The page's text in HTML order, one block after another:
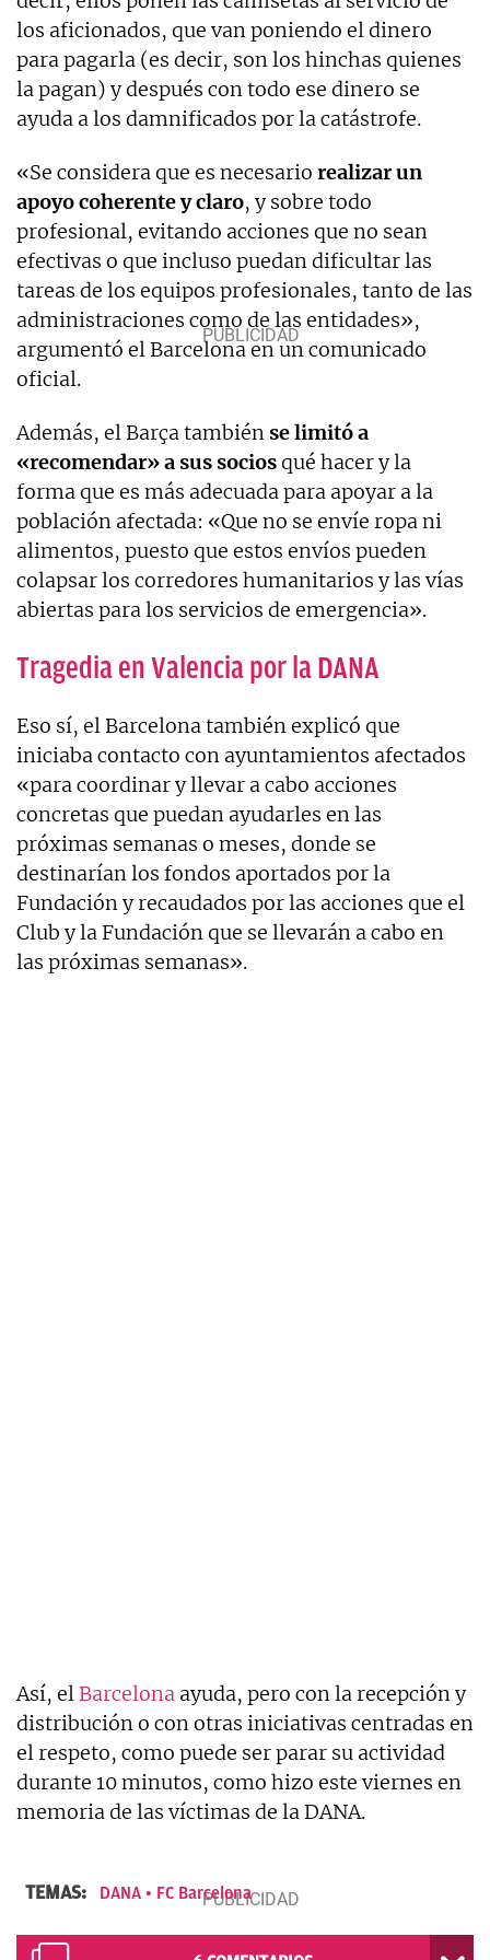
los aficionados, que van poniendo el dinero
para pagarla (es decir, son los hinchas quienes
la pagan) y después con todo ese dinero se
ayuda a los damnificados por la catástrofe.
«Se considera que es necesario realizar un
apoyo coherente y claro, y sobre todo
profesional, evitando acciones que no sean
efectivas o que incluso puedan dificultar las
tareas de los equipos profesionales, tanto de las
administraciones como de las entidades»,
argumentó el Barcelona en un comunicado
oficial.
Además, el Barça tambiénse limitó a
«recomendar» a sus sociosqué hacer y la
forma que es más adecuada para apoyar a la
población afectada: «Que no se envíe ropa ni
alimentos, puesto que estos envíos pueden
colapsar los corredores humanitarios y las vías
abiertas para los servicios de emergencia».
Tragedia en Valencia por la DANA
Eso sí, el Barcelona también explicó que
iniciaba contacto con ayuntamientos afectados
«para coordinar y llevar a cabo acciones
concretas que puedan ayudarles en las
próximas semanas o meses, donde se
destinarían los fondos aportados por la
Fundación y recaudados por las acciones que el
Club y la Fundación que se llevarán a cabo en
las próximas semanas».
Así, el Barcelona ayuda, pero con la recepción y
distribución o con otras iniciativas centradas en
el respeto, como puede ser parar su actividad
durante 10 minutos, como hizo este viernes en
memoria de las víctimas de la DANA.
TEMAS: DANA FC Barcelona